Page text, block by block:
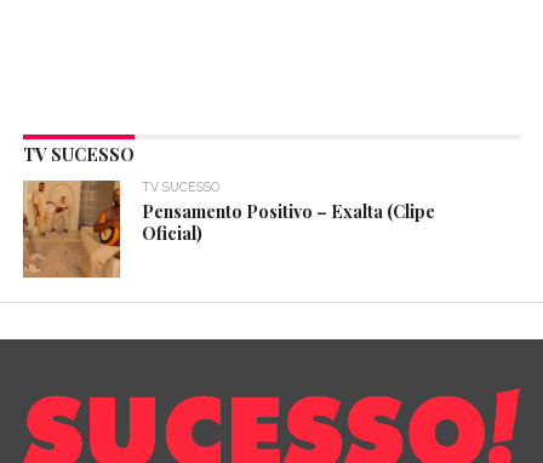
TV SUCESSO
TV SUCESSO
Pensamento Positivo – Exalta (Clipe
Oficial)